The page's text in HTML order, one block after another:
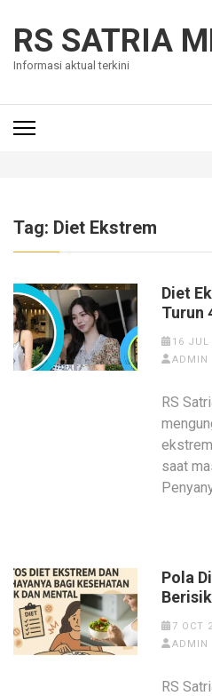
content
(Press
RS SATRIA
Informasi aktual terkini
Tag: Diet Ekstrem
Diet
Turun
16 JUL
ADMIN
RS
saat
Pola
7 OCT
ADMIN
RS